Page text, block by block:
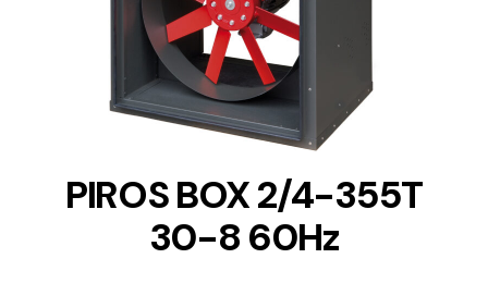
DETAILS
PIROS BOX 2/4-355T
30-8 60Hz